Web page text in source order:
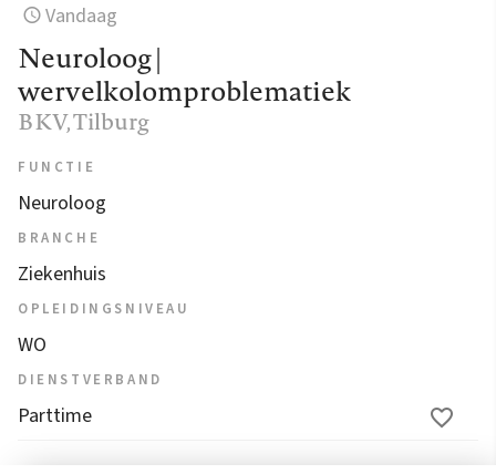
Vandaag
Neuroloog |
wervelkolomproblematiek
BKV, Tilburg
FUNCTIE
Neuroloog
BRANCHE
Ziekenhuis
OPLEIDINGSNIVEAU
WO
DIENSTVERBAND
Parttime